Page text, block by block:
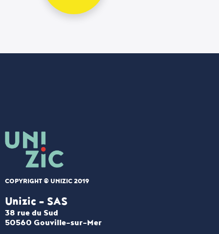
COPYRIGHT © UNIZIC 2019
Unizic - SAS​
38 rue du Sud
50560 Gouville-sur-Mer